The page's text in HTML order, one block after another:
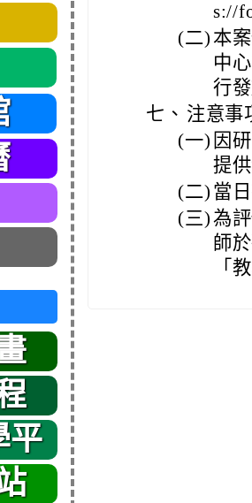
s://
(二) 本
中
行
七、 注意事
(一) 因
提
(二) 當
(三)為
師
「
平